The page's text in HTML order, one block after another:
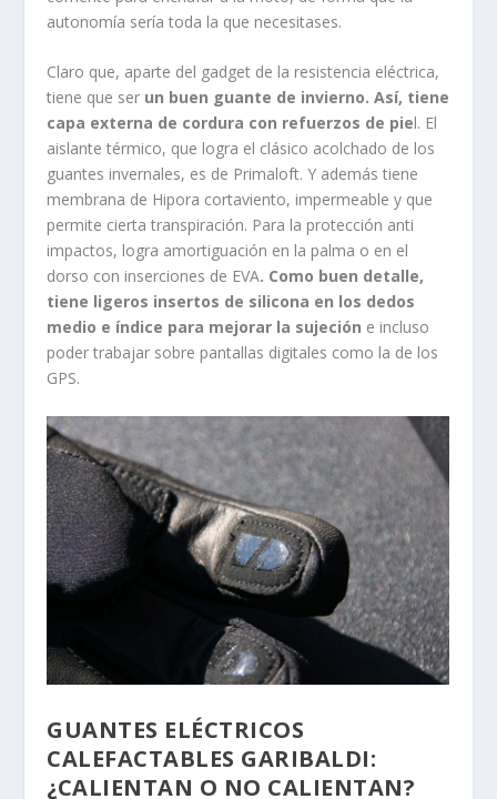
impactos, logra amortiguación en la palma o en el
tiene ligeros insertos de silicona en los dedos
medio e índice para mejorar la sujecióne incluso
poder trabajar sobre pantallas digitales como la de los
GPS.
GUANTES ELÉCTRICOS
CALEFACTABLES GARIBALDI:
¿CALIENTAN O NO CALIENTAN?
Como usuario, lo primero que te puede interesar es
que cuando te lo pones por primera vez, notas la
parte interior del faldón más rígida y pesada lo
normal. Lógico, porque ahí se aloja la batería que pesa
notas.